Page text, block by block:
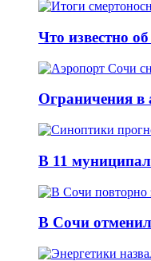
Что известно
Ограничения в
В 11
В Сочи